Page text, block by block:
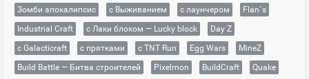
Зомби апокалипсис
с Выживанием с лаунчером
Flan`s
Industrial Craft
с Лаки блоком — Lucky block
Day Z
с Galacticraft
с прятками с TNT Run Egg Wars
MineZ
Build Battle — Битва строителей
Pixelmon BuildCraft
Quake